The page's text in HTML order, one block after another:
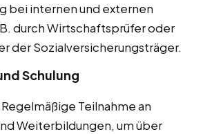
bei internen und externen
durch Wirtschaftsprüfer oder
der Sozialversicherungsträger.
Schulung
Regelmäßige Teilnahme an
Weiterbildungen, um über